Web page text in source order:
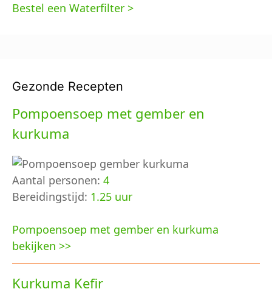
Bestel een Waterfilter >
Gezonde Recepten
Pompoensoep met gember en
kurkuma
Aantal personen: 4
Bereidingstijd: 1.25 uur
Pompoensoep met gember en kurkuma
bekijken >>
Kurkuma Kefir